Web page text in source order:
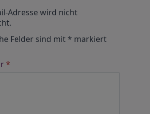
Adresse wird nicht
Felder sind mit* markiert
*